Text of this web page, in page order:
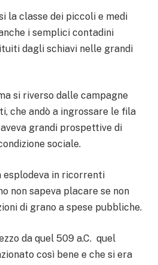
la classe dei piccoli e medi
i semplici contadini
dagli schiavi nelle grandi
si riverso dalle campagne
che andò a ingrossare le fila
grandi prospettive di
sociale.
in ricorrenti
non sapeva placare se non
di grano a spese pubbliche.
da quel 509 a.C. quel
così bene e che si era